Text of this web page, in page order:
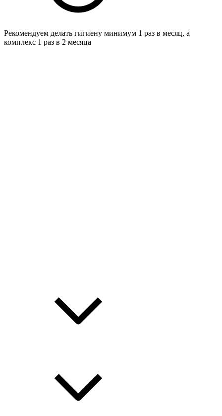
Рекомендуем делать гигиену минимум 1 раз в месяц, а
комплекс 1 раз в 2 месяца